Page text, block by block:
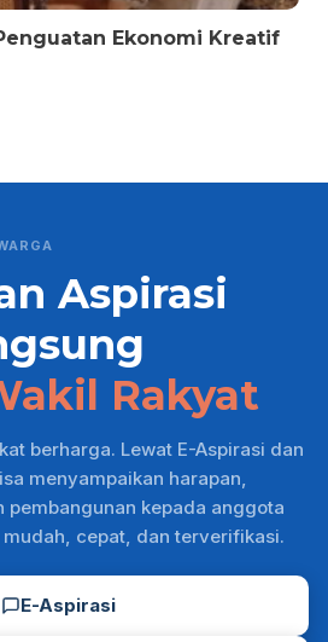
Ekonomi Kreatif
Aspirasi
Rakyat
berharga. Lewat E-Aspirasi dan
menyampaikan harapan,
pembangunan kepada anggota
mudah, cepat, dan terverifikasi.
E-Aspirasi